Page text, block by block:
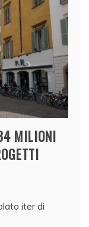
MILIONI
iter di